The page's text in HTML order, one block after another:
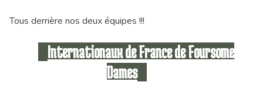
Tous derrière nos deux équipes !!!
Internationaux de France de Foursome
Dames